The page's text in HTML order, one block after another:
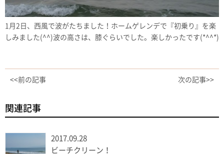
1月2日、西風で波がたちました！ホームゲレンデで『初乗り』を楽
しみました(^^)波の高さは、膝ぐらいでした。楽しかったです(*^^*)
<<前の記事 次の記事>>
関連記事
2017.09.28
ビーチクリーン！